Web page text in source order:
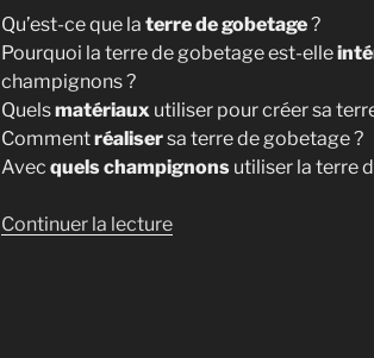
Qu’est-ce que la terre de gobetage?
Pourquoi la terre de gobetage est-elle
champignons ?
Quelsmatériaux utiliser pour créer sa
Commentréalisersa terre de gobetage ?
Avec quels champignons utiliser la terre
Continuer la lecturede